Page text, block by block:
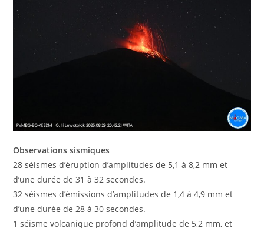
Observations sismiques
28 séismes d’éruption d’amplitudes de 5,1 à 8,2 mm et
d’une durée de 31 à 32 secondes.
32 séismes d’émissions d’amplitudes de 1,4 à 4,9 mm et
d’une durée de 28 à 30 secondes.
1 séisme volcanique profond d’amplitude de 5,2 mm, et